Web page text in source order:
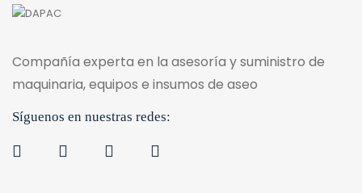
Compañía experta en la asesoría y suministro de
maquinaria, equipos e insumos de aseo
Síguenos en nuestras redes: